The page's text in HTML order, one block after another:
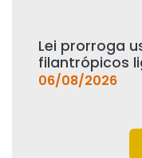
Lei prorroga
filantrópicos
06/08/2026